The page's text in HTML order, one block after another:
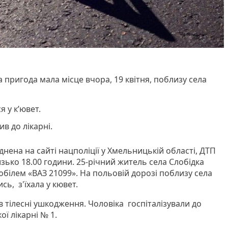
мала місце вчора, 19 квітня, поблизу села
у к’ювет.
до лікарні.
на сайті нацполіції у Хмельницькій області, ДТП
18.00 години. 25-річний житель села Слобідка
«ВАЗ 21099». На польовій дорозі поблизу села
з'їхала у кювет.
ушкодження. Чоловіка госпіталізували до
лікарні № 1.